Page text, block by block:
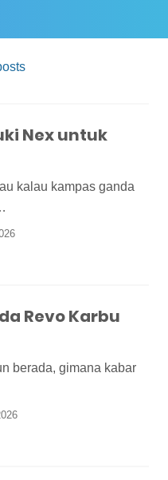
Nex untuk
kalau kampas ganda
Revo Karbu
berada, gimana kabar